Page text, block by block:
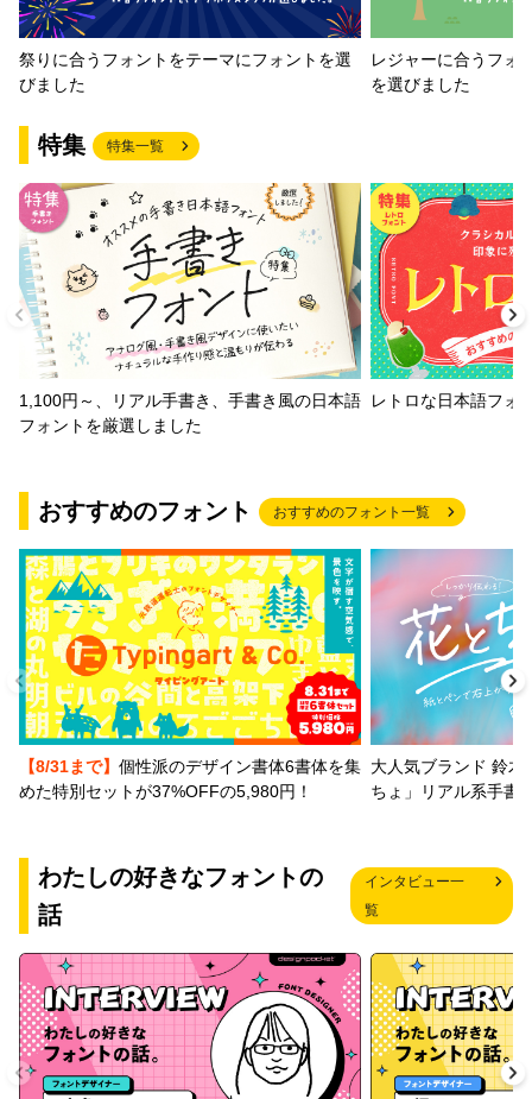
祭りに合うフォントをテーマにフォントを選
びました
レジャーに合うフォ
を選びました
特集 特集一覧
1,100円～、リアル手書き、手書き風の日本語
フォントを厳選しました
レトロな日本語フォ
おすすめのフォント おすすめのフォント一覧
【8/31まで】 個性派のデザイン書体6書体を集
めた特別セットが37%OFFの5,980円！
大人気ブランド 鈴木
ちょ」リアル系手書
わたしの好きなフォントの
話
インタビュー一
覧